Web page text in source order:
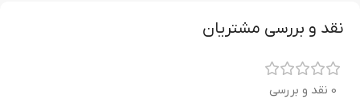
نقد و بررسی مشتریان
0 نقد و بررسی